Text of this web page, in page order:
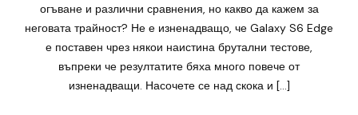
огъване и различни сравнения, но какво да кажем за
неговата трайност? Не е изненадващо, че Galaxy S6 Edge
е поставен чрез някои наистина брутални тестове,
въпреки че резултатите бяха много повече от
изненадващи. Насочете се над скока и […]